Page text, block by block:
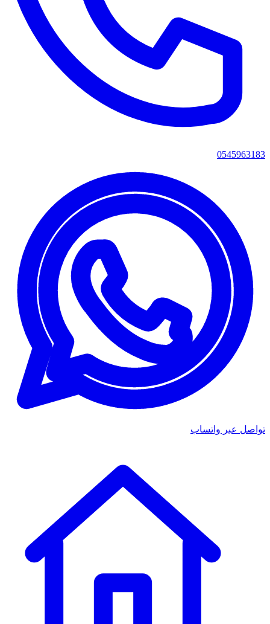
0545963183
تواصل عبر واتساب